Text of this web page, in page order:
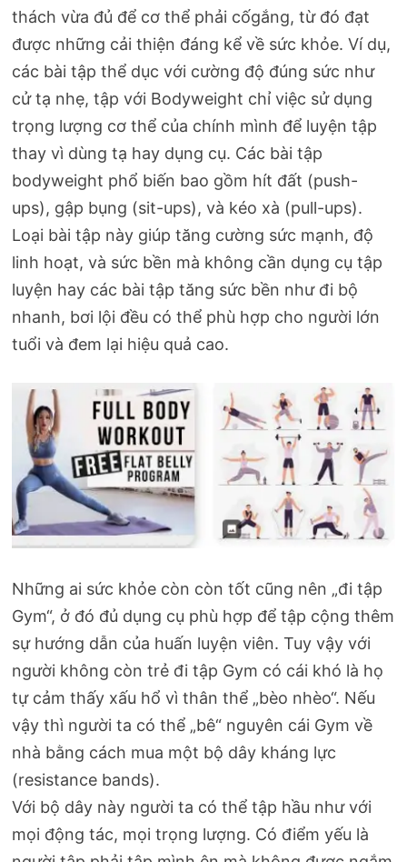
thách vừa đủ để cơ thể phải cốgắng, từ đó đạt
được những cải thiện đáng kể về sức khỏe. Ví dụ,
các bài tập thể dục với cường độ đúng sức như
cử tạ nhẹ, tập với Bodyweight chỉ việc sử dụng
trọng lượng cơ thể của chính mình để luyện tập
thay vì dùng tạ hay dụng cụ. Các bài tập
bodyweight phổ biến bao gồm hít đất (push-
ups), gập bụng (sit-ups), và kéo xà (pull-ups).
Loại bài tập này giúp tăng cường sức mạnh, độ
linh hoạt, và sức bền mà không cần dụng cụ tập
luyện hay các bài tập tăng sức bền như đi bộ
nhanh, bơi lội đều có thể phù hợp cho người lớn
tuổi và đem lại hiệu quả cao.
Những ai sức khỏe còn còn tốt cũng nên „đi tập
Gym“, ở đó đủ dụng cụ phù hợp để tập cộng thêm
sự hướng dẫn của huấn luyện viên. Tuy vậy với
người không còn trẻ đi tập Gym có cái khó là họ
tự cảm thấy xấu hổ vì thân thể „bèo nhèo“. Nếu
vậy thì người ta có thể „bê“ nguyên cái Gym về
nhà bằng cách mua một bộ dây kháng lực
(resistance bands).
Với bộ dây này người ta có thể tập hầu như với
mọi động tác, mọi trọng lượng. Có điểm yếu là